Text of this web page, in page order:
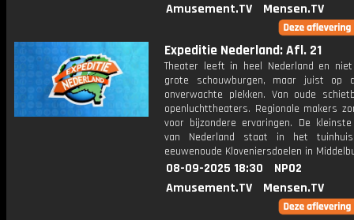
Amusement.TV
Mensen.TV
Expeditie Nederland: Afl. 21
Theater leeft in heel Nederland en
grote schouwburgen, maar juist op
onverwachte plekken. Van oude
openluchttheaters. Regionale makers
voor bijzondere ervaringen. De
van Nederland staat in het
eeuwenoude Kloveniersdoelen in
08-09-2025 18:30
NPO2
Amusement.TV
Mensen.TV